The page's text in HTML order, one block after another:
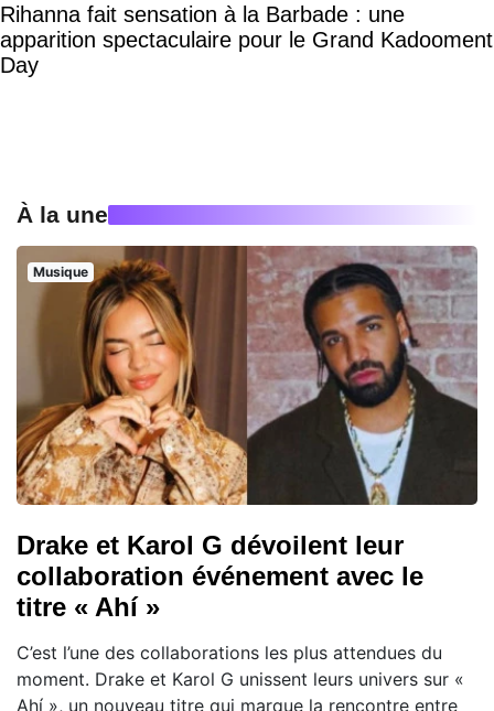
Rihanna fait sensation à la Barbade : une
apparition spectaculaire pour le Grand Kadooment
Day
À la une
Musique
Drake et Karol G dévoilent leur
collaboration événement avec le
titre « Ahí »
C’est l’une des collaborations les plus attendues du
moment. Drake et Karol G unissent leurs univers sur «
Ahí », un nouveau titre qui marque la rencontre entre